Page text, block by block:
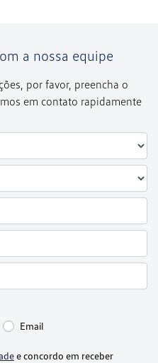
a nossa equipe
por favor, preencha o
em contato rapidamente
Email
e concordo em receber